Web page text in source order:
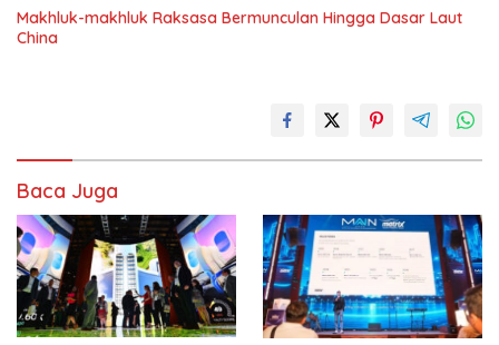
Makhluk-makhluk Raksasa Bermunculan Hingga Dasar Laut
China
Baca Juga